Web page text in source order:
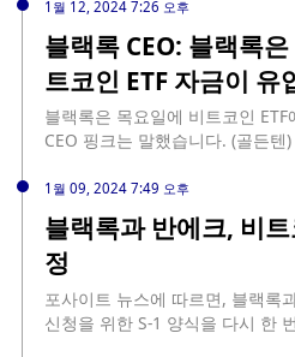
은 투자자의 선호도를 나타낼 수
에 비해 상대적으로 수요가 높습
1월 12, 2024 7:26 오후
블랙록 CEO: 블랙록
트코인 ETF 자금이 유
블랙록은 목요일에 비트코인
CEO 핑크는 말했습니다. (골든텐)
1월 09, 2024 7:49 오후
블랙록과 반에크, 비
정
포사이트 뉴스에 따르면, 블랙록
신청을 위한 S-1 양식을 다시 한